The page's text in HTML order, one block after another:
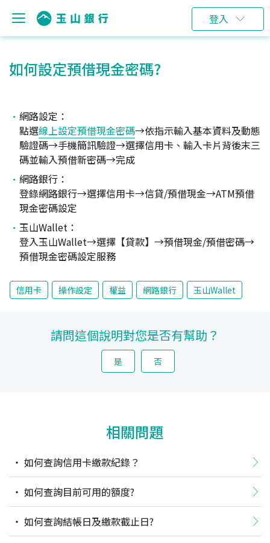
登入
如何設定預借現金密碼?
網路設定：
點選線上設定預借現金密碼→依指示輸入基本資料及動態
驗證碼→手機簡訊驗證→選擇信用卡、輸入卡片背後末三
碼並輸入預借新密碼→完成
網路銀行：
登錄網路銀行→選擇信用卡→信貸/預借現金→ATM預借
現金密碼設定
玉山Wallet：
登入玉山Wallet→選擇【貸款】→預借現金/預借密碼→
預借現金密碼設定服務
信用卡 操作設定 權益 網路銀行 玉山Wallet
請問這個說明對您是否有幫助？
是 否
相關問題
如何查詢信用卡繳款紀錄？
如何查詢目前可用的額度?
如何查詢結帳日及繳款截止日?